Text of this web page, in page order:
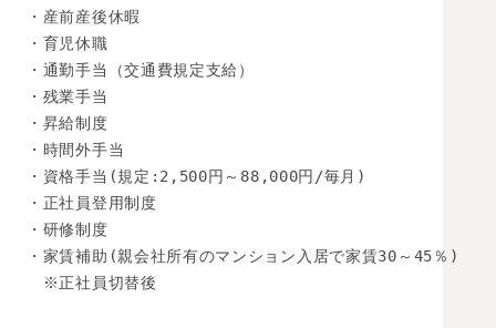
・産前産後休暇
・育児休職
・通勤手当（交通費規定支給）
・残業手当
・昇給制度
・時間外手当
・資格手当(規定:2,500円～88,000円/毎月)
・正社員登用制度
・研修制度
・家賃補助(親会社所有のマンション入居で家賃30～45％)
※正社員切替後